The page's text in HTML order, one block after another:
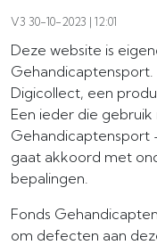
V3 30-10-2023 | 12:01
Deze website is
Digicollect, een
Een ieder die
Gehandicaptensport
gaat akkoord met
bepalingen.
Fonds
om defecten aan